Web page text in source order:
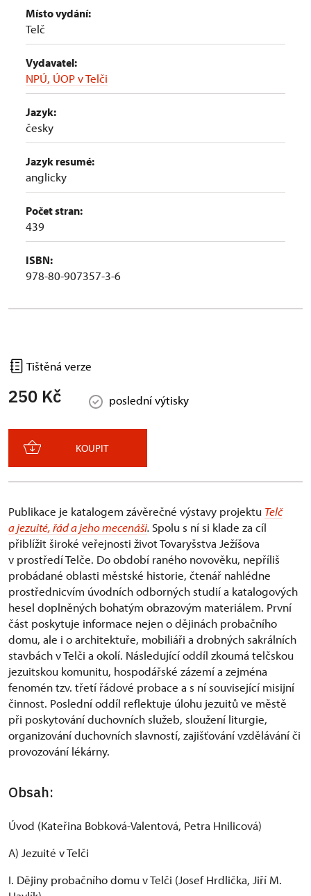
Místo vydání:
Telč
Vydavatel:
NPÚ, ÚOP v Telči
Jazyk:
česky
Jazyk resumé:
anglicky
Počet stran:
439
ISBN:
978-80-907357-3-6
Tištěná verze
250 Kč poslední výtisky
KOUPIT
Publikace je katalogem závěrečné výstavy projektu Telč
a jezuité, řád a jeho mecenáši. Spolu s ní si klade za cíl
přiblížit široké veřejnosti život Tovaryšstva Ježíšova
v prostředí Telče. Do období raného novověku, nepříliš
probádané oblasti městské historie, čtenář nahlédne
prostřednicvím úvodních odborných studií a katalogových
hesel doplněných bohatým obrazovým materiálem. První
část poskytuje informace nejen o dějinách probačního
domu, ale i o architektuře, mobiliáři a drobných sakrálních
stavbách v Telči a okolí. Následující oddíl zkoumá telčskou
jezuitskou komunitu, hospodářské zázemí a zejména
fenomén tzv. třetí řádové probace a s ní související misijní
činnost. Poslední oddíl reflektuje úlohu jezuitů ve městě
při poskytování duchovních služeb, sloužení liturgie,
organizování duchovních slavností, zajišťování vzdělávání či
provozování lékárny.
Obsah:
Úvod (Kateřina Bobková-Valentová, Petra Hnilicová)
A) Jezuité v Telči
I. Dějiny probačního domu v Telči (Josef Hrdlička, Jiří M.